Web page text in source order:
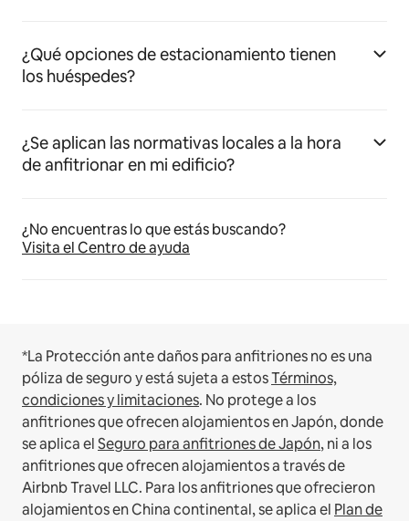
¿Qué opciones de estacionamiento tienen
los huéspedes?
¿Se aplican las normativas locales a la hora
de anfitrionar en mi edificio?
¿No encuentras lo que estás buscando?
Visita el Centro de ayuda
*La Protección ante daños para anfitriones no es una
póliza de seguro y está sujeta a estosTérminos,
condiciones y limitaciones. No protege a los
anfitriones que ofrecen alojamientos en Japón, donde
se aplica elSeguro para anfitriones de Japón, ni a los
anfitriones que ofrecen alojamientos a través de
Airbnb Travel LLC. Para los anfitriones que ofrecieron
alojamientos en China continental, se aplica el Plan de